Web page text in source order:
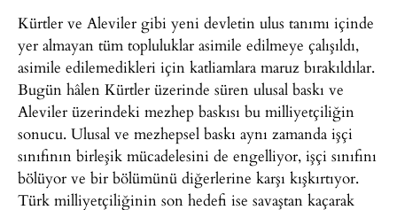
Kürtler ve Aleviler gibi yeni devletin ulus tanımı içinde
yer almayan tüm topluluklar asimile edilmeye çalışıldı,
asimile edilemedikleri için katliamlara maruz bırakıldılar.
Bugün hâlen Kürtler üzerinde süren ulusal baskı ve
Aleviler üzerindeki mezhep baskısı bu milliyetçiliğin
sonucu. Ulusal ve mezhepsel baskı aynı zamanda işçi
sınıfının birleşik mücadelesini de engelliyor, işçi sınıfını
bölüyor ve bir bölümünü diğerlerine karşı kışkırtıyor.
Türk milliyetçiliğinin son hedefi ise savaştan kaçarak